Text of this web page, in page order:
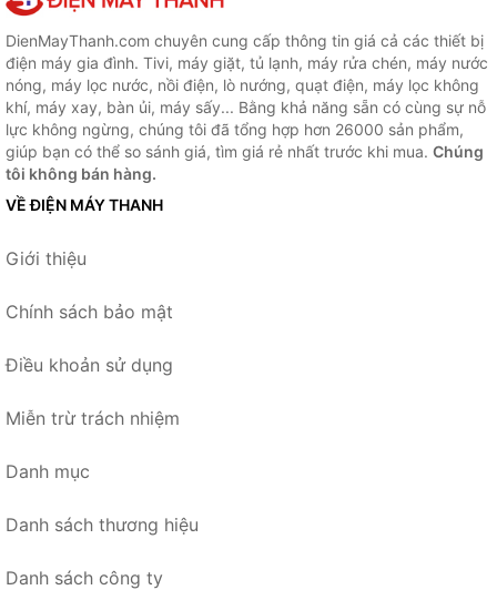
DienMayThanh.com chuyên cung cấp thông tin giá cả các thiết bị
điện máy gia đình. Tivi, máy giặt, tủ lạnh, máy rửa chén, máy nước
nóng, máy lọc nước, nồi điện, lò nướng, quạt điện, máy lọc không
khí, máy xay, bàn ủi, máy sấy... Bằng khả năng sẵn có cùng sự nỗ
lực không ngừng, chúng tôi đã tổng hợp hơn 26000 sản phẩm,
giúp bạn có thể so sánh giá, tìm giá rẻ nhất trước khi mua. Chúng
tôi không bán hàng.
VỀ ĐIỆN MÁY THANH
Giới thiệu
Chính sách bảo mật
Điều khoản sử dụng
Miễn trừ trách nhiệm
Danh mục
Danh sách thương hiệu
Danh sách công ty